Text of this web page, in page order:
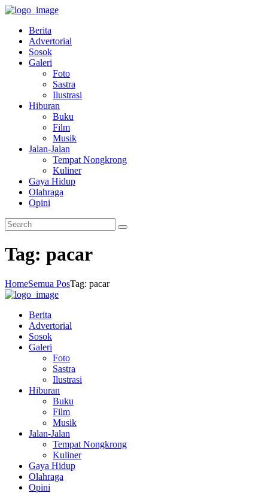
Berita
Advertorial
Sosok
Galeri
Foto
Sastra
Ilustrasi
Hiburan
Buku
Film
Musik
Jalan-Jalan
Tempat Nongkrong
Kuliner
Gaya Hidup
Olahraga
Opini
Tag: pacar
HomeSemua PosTag: pacar
Berita
Advertorial
Sosok
Galeri
Foto
Sastra
Ilustrasi
Hiburan
Buku
Film
Musik
Jalan-Jalan
Tempat Nongkrong
Kuliner
Gaya Hidup
Olahraga
Opini